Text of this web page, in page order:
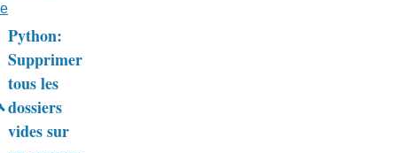
e
Liens
transversaux
de
Python:
Supprimer
tous les
dossiers
vides sur